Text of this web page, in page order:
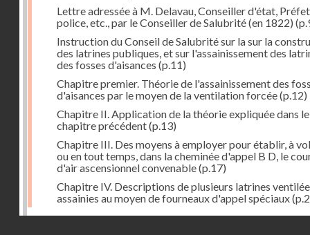
Lettre adressée à M. Delavau, Conseiller d'état,
police, etc., par le Conseiller de Salubrité (en 1822)
Instruction du Conseil de Salubrité sur la sur la
des latrines publiques, et sur l'assainissement des
des fosses d'aisances (p.11)
Chapitre premier. Théorie de l'assainissement des
d'aisances par le moyen de la ventilation forcée(p.12)
Chapitre II. Application de la théorie expliquée dans le
chapitre précédent(p.13)
Chapitre III. Des moyens à employer pour établir, à
ou en tout temps, dans la cheminée d'appel B D, le
d'air ascensionnel convenable(p.17)
Chapitre IV. Descriptions de plusieurs latrines
assainies au moyen de fourneaux d'appel spéciaux
Dernière image